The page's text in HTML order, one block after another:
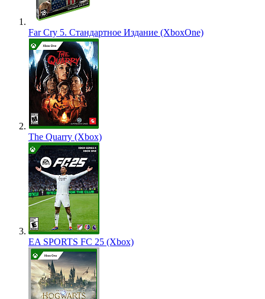
Far Cry 5. Стандартное Издание (XboxOne)
The Quarry (Xbox)
EA SPORTS FC 25 (Xbox)